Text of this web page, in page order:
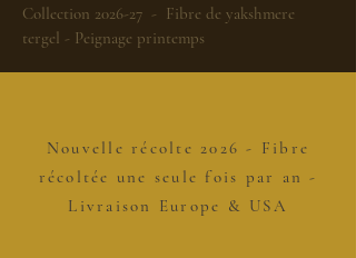
Collection 2026-27 - Fibre de yakshmere
tergel - Peignage printemps
Nouvelle récolte 2026 - Fibre
récoltée une seule fois par an -
Livraison Europe & USA